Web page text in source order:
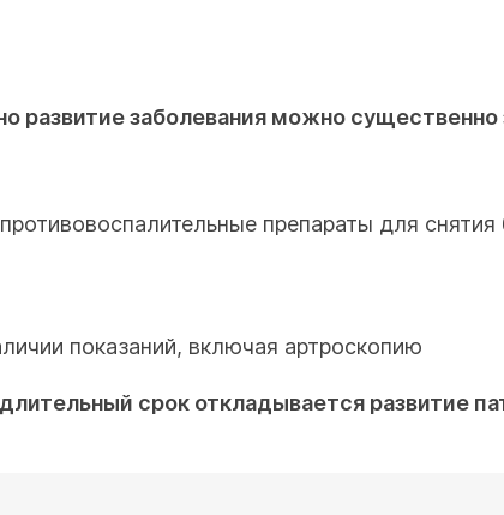
развитие заболевания можно
препараты для
показаний, включая артроскопию
срок откладывается развитие